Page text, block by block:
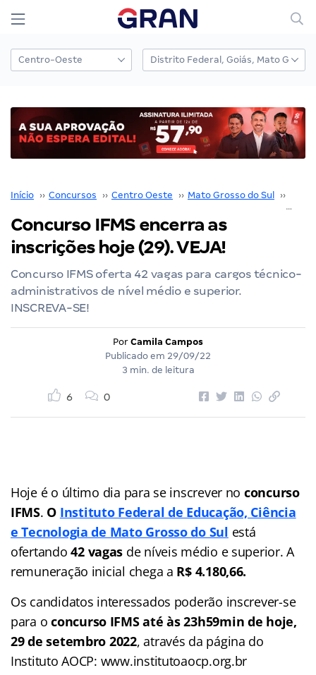
Início ›› Concursos ›› Centro Oeste ›› Mato Grosso do Sul ››
Concurso IFMS encerra as
inscrições hoje (29). VEJA!
Concurso IFMS oferta 42 vagas para cargos técnico-
administrativos de nível médio e superior.
INSCREVA-SE!
Por Camila Campos
Publicado em 29/09/22
3 min. de leitura
6 0
Hoje é o último dia para se inscrever no concurso
IFMS. O Instituto Federal de Educação, Ciência
e Tecnologia de Mato Grosso do Sul está
ofertando42 vagas de níveis médio e superior. A
remuneração inicial chega a R$ 4.180,66.
Os candidatos interessados poderão inscrever-se
para oconcurso IFMSaté às 23h59min de hoje,
29 de setembro 2022, através da página do
Instituto AOCP: www.institutoaocp.org.br